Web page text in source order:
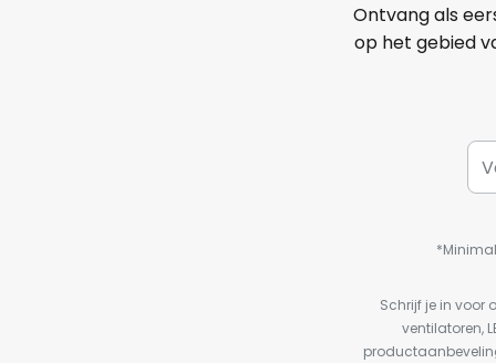
Ontvang als
op het gebied
Schrijf je in voor
ventilatoren,